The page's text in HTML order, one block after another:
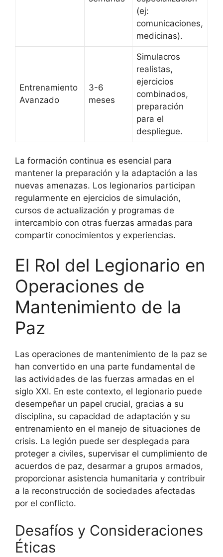
(ej:
comunicaciones,
medicinas).
Entrenamiento
Avanzado
3-6
meses
Simulacros
realistas,
ejercicios
combinados,
preparación
para el
despliegue.
La formación continua es esencial para
mantener la preparación y la adaptación a las
nuevas amenazas. Los legionarios participan
regularmente en ejercicios de simulación,
cursos de actualización y programas de
intercambio con otras fuerzas armadas para
compartir conocimientos y experiencias.
El Rol del Legionario en
Operaciones de
Mantenimiento de la
Paz
Las operaciones de mantenimiento de la paz se
han convertido en una parte fundamental de
las actividades de las fuerzas armadas en el
siglo XXI. En este contexto, el legionario puede
desempeñar un papel crucial, gracias a su
disciplina, su capacidad de adaptación y su
entrenamiento en el manejo de situaciones de
crisis. La legión puede ser desplegada para
proteger a civiles, supervisar el cumplimiento de
acuerdos de paz, desarmar a grupos armados,
proporcionar asistencia humanitaria y contribuir
a la reconstrucción de sociedades afectadas
por el conflicto.
Desafíos y Consideraciones
Éticas